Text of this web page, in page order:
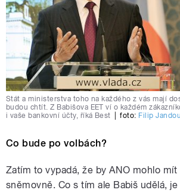
Stát a ministerstva toho na každého z vás mají
budou chtít. Z Babišova EET ví o každém
i vaše bankovní účty, říká Best
foto: Filip
Co bude po volbách?
Zatím to vypadá, že by ANO mohlo
sněmovně. Co s tím ale Babiš udělá,